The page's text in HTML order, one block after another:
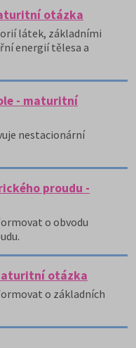
otázka
látek, základními
energií tělesa a
- maturitní
nestacionární
proudu -
o obvodu
otázka
o základních